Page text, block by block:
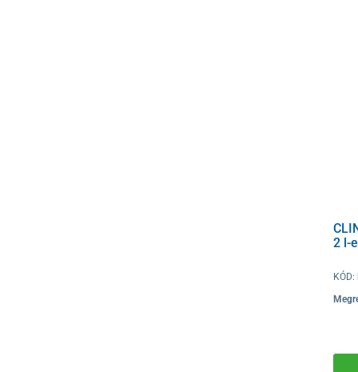
2 l-
KÓD: